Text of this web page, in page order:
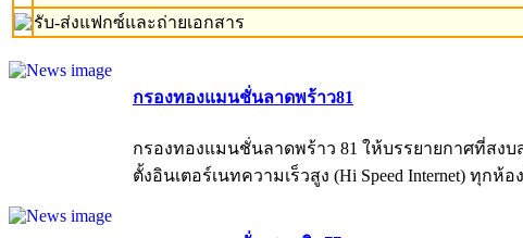
รับ-ส่งแฟกซ์และถ่ายเอกสาร
กรองทองแมนชั่นลาดพร้าว81
กรองทองแมนชั่นลาดพร้าว 81 ให้บรรยายกาศที่สง
ตั้งอินเตอร์เนทความเร็วสูง (Hi Speed Internet) ทุ